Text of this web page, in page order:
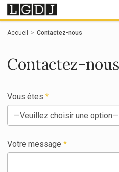
Accueil Contactez-nous
Contactez-nous
Vous êtes
Votre message
Panneau de gestion des cookies